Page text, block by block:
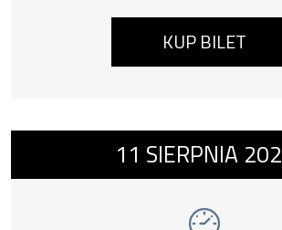
KUP BILET
Wydarzenie numer 7:
11 SIERPNIA